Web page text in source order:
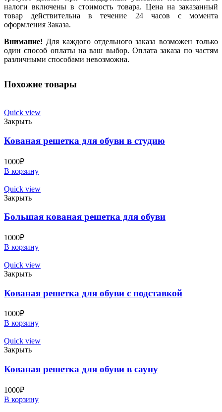
налоги включены в стоимость товара. Цена на заказанный
товар действительна в течение 24 часов с момента
оформления Заказа.
Внимание! Для каждого отдельного заказа возможен только
один способ оплаты на ваш выбор. Оплата заказа по частям
различными способами невозможна.
Похожие товары
Quick view
Закрыть
Кованая решетка для обуви в студию
1000₽
В корзину
Quick view
Закрыть
Большая кованая решетка для обуви
1000₽
В корзину
Quick view
Закрыть
Кованая решетка для обуви с подставкой
1000₽
В корзину
Quick view
Закрыть
Кованая решетка для обуви в сауну
1000₽
В корзину